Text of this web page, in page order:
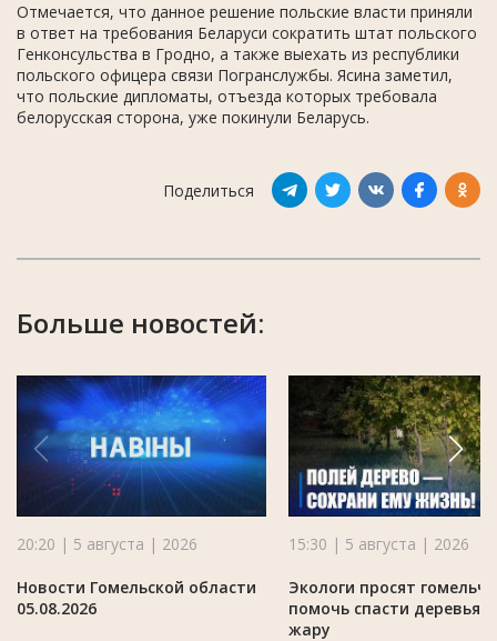
Отмечается, что данное решение польские власти приняли
в ответ на требования Беларуси сократить штат польского
Генконсульства в Гродно, а также выехать из республики
польского офицера связи Погранслужбы. Ясина заметил,
что польские дипломаты, отъезда которых требовала
белорусская сторона, уже покинули Беларусь.
Поделиться
Больше новостей:
20:20 | 5 августа | 2026
Новости Гомельской области
05.08.2026
15:30 | 5 августа | 2026
Экологи просят
помочь спасти деревья в
жару